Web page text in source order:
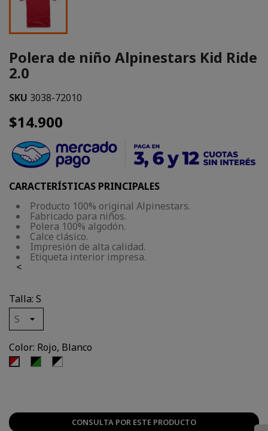
Polera de niño Alpinestars Kid Ride
2.0
SKU 3038-72010
$14.900
CARACTERÍSTICAS PRINCIPALES
Producto 100% original Alpinestars.
Fabricado para niños.
Polera 100% algodón.
Calce clásico.
Impresión de alta calidad.
Etiqueta interior impresa.
<
Talla: S
Color: Rojo, Blanco
Rojo,Negro,Negro,
CONSULTA POR ESTE PRODUCTO